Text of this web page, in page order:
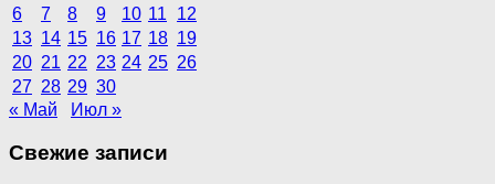
6
7 8 9 10 11
12
13 14 15 16 17 18 19
20 21 22 23 24 25 26
27 28 29 30
« Май
Июл »
Свежие записи